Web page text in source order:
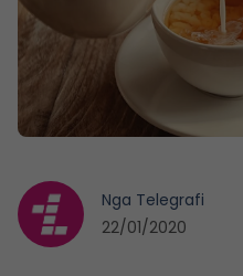
Nga Telegrafi
22/01/2020